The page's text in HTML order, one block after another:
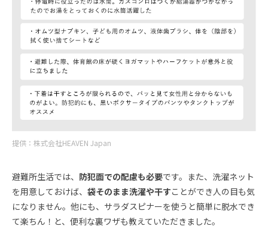
提供：株式会社HEAVEN Japan
避難所生活では、 防犯面での配慮も必要です。また、洗濯ネット
を用意しておけば、 袋そのまま洗濯や干すことができ人の目も気
になりません。他にも、サラダスピナーを使うと簡単に脱水でき
て楽ちん！と、便利な裏ワザも教えていただきました。